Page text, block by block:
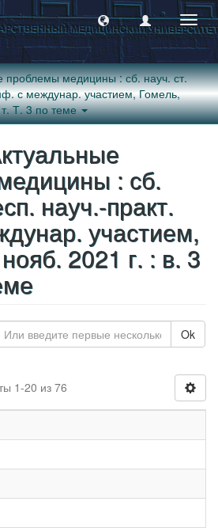
проблемы медицины : сб. науч. ст.
с междунар. участием, Гомель,
т. Т. 3 по теме
: сб.
науч.-практ.
участием,
2021 г. : в. 3
Ok
1-20 из 76